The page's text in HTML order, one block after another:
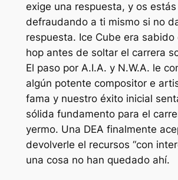
exige una respuesta, y os estás
defraudando a ti mismo si no
respuesta. Ice Cube era sabido
hop antes de soltar el carrera
El paso por A.I.A. y N.W.A. le
algún potente compositor e
fama y nuestro éxito inicial
sólida fundamento para el
yermo. Una DEA finalmente
devolverle el recursos “con
una cosa no han quedado ahí.